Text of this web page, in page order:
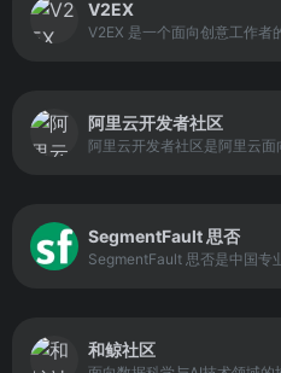
V2EX
阿里云开发者社区
SegmentFault 思否
和鲸社区